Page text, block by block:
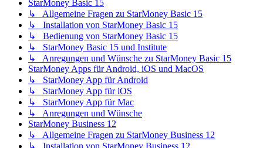
StarMoney Basic 15
↳ Allgemeine Fragen zu StarMoney Basic 15
↳ Installation von StarMoney Basic 15
↳ Bedienung von StarMoney Basic 15
↳ StarMoney Basic 15 und Institute
↳ Anregungen und Wünsche zu StarMoney Basic 15
StarMoney Apps für Android, iOS und MacOS
↳ StarMoney App für Android
↳ StarMoney App für iOS
↳ StarMoney App für Mac
↳ Anregungen und Wünsche
StarMoney Business 12
↳ Allgemeine Fragen zu StarMoney Business 12